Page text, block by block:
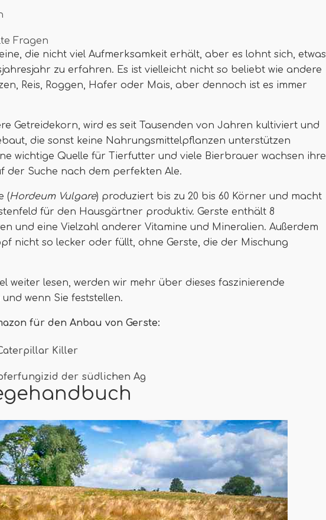
Fragen
die nicht viel Aufmerksamkeit erhält, aber es lohnt sich, etwas
zu erfahren. Es ist vielleicht nicht so beliebt wie andere
Reis, Roggen, Hafer oder Mais, aber dennoch ist es immer
Getreidekorn, wird es seit Tausenden von Jahren kultiviert und
die sonst keine Nahrungsmittelpflanzen unterstützen
wichtige Quelle für Tierfutter und viele Bierbrauer wachsen ihre
der Suche nach dem perfekten Ale.
(Hordeum Vulgare) produziert bis zu 20 bis 60 Körner und macht
für den Hausgärtner produktiv. Gerste enthält 8
und eine Vielzahl anderer Vitamine und Mineralien. Außerdem
nicht so lecker oder füllt, ohne Gerste, die der Mischung
weiter lesen, werden wir mehr über dieses faszinierende
wenn Sie feststellen.
für den Anbau von Gerste:
Killer
der südlichen Ag